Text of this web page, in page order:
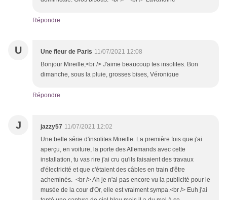
Répondre
U Une fleur de Paris 11/07/2021 12:08
Bonjour Mireille,<br /> J'aime beaucoup tes insolites. Bon
dimanche, sous la pluie, grosses bises, Véronique
Répondre
J jazzy57 11/07/2021 12:02
Une belle série d'insolites Mireille. La première fois que j'ai
aperçu, en voiture, la porte des Allemands avec cette
installation, tu vas rire j'ai cru qu'ils faisaient des travaux
d'électricité et que c'étaient des câbles en train d'être
acheminés. <br /> Ah je n'ai pas encore vu la publicité pour le
musée de la cour d'Or, elle est vraiment sympa.<br /> Euh j'ai